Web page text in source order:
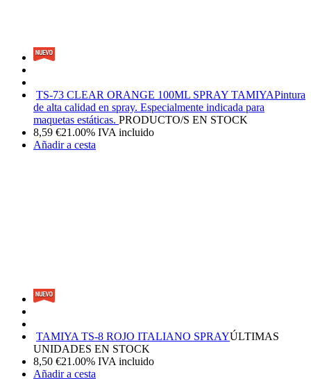
TS-73 CLEAR ORANGE 100ML SPRAY TAMIYAPintura
de alta calidad en spray. Especialmente indicada para
maquetas estáticas. PRODUCTO/S EN STOCK
8,59 €21.00% IVA incluido
Añadir a cesta
TAMIYA TS-8 ROJO ITALIANO SPRAYÚLTIMAS
UNIDADES EN STOCK
8,50 €21.00% IVA incluido
Añadir a cesta